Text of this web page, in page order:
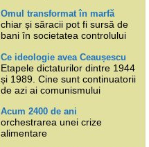
Omul transformat în marfă
chiar și săracii pot fi sursă de
bani în societatea controlului
Ce ideologie avea Ceaușescu
Etapele dictaturilor dintre 1944
și 1989. Cine sunt continuatorii
de azi ai comunismului
Acum 2400 de ani
orchestrarea unei crize
alimentare